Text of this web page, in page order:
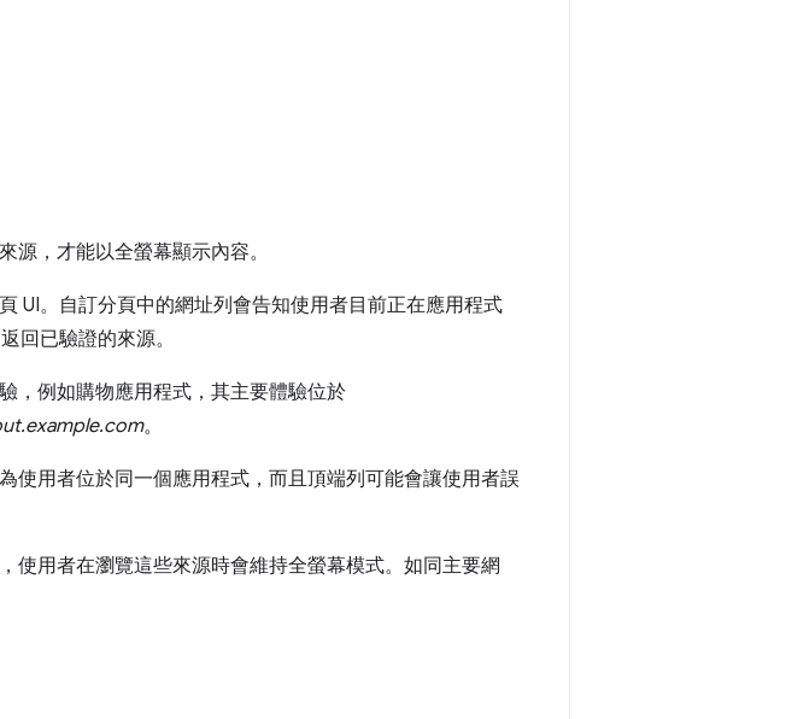
源，才能以全螢幕顯示內容。
UI。自訂分頁中的網址列會告知使用者目前正在應用程式
回已驗證的來源。
，例如購物應用程式，其主要體驗位於
。
使用者位於同一個應用程式，而且頂端列可能會讓使用者誤
使用者在瀏覽這些來源時會維持全螢幕模式。如同主要網